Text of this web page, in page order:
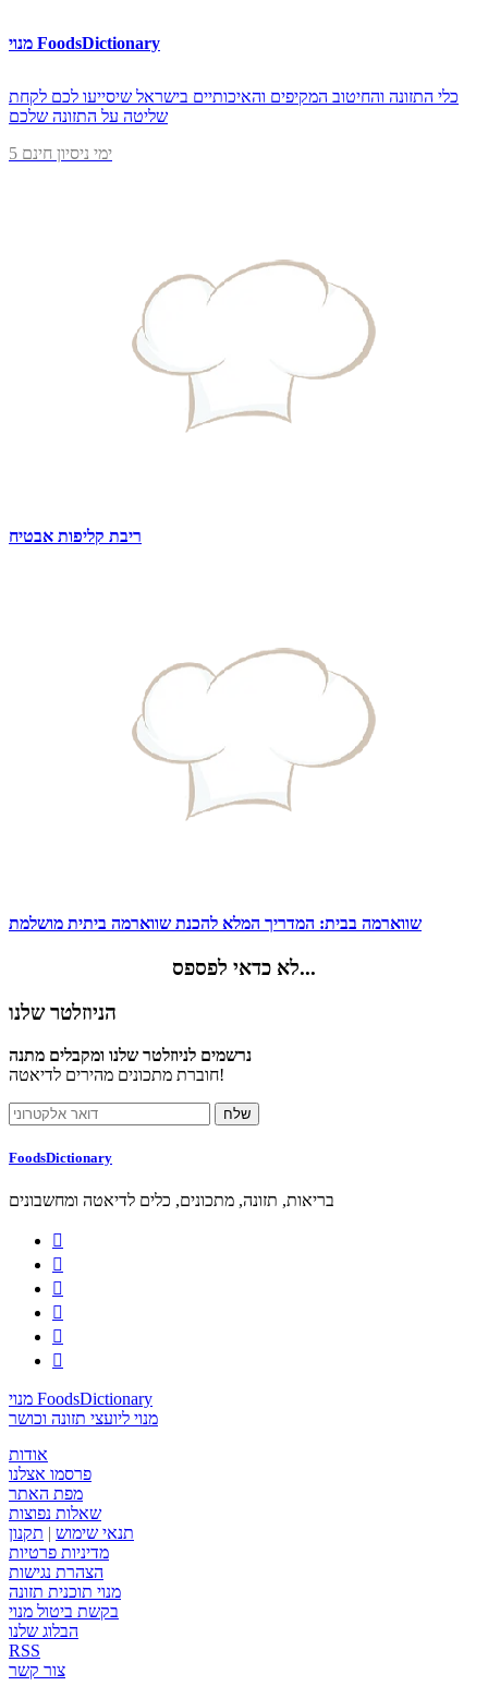
מנוי FoodsDictionary
כלי התזונה והחיטוב המקיפים והאיכותיים בישראל שיסייעו לכם לקחת
שליטה על התזונה שלכם
5 ימי ניסיון חינם
ריבת קליפות אבטיח
שווארמה בבית: המדריך המלא להכנת שווארמה ביתית מושלמת
לא כדאי לפספס...
הניוזלטר שלנו
נרשמים לניוזלטר שלנו ומקבלים מתנה
חוברת מתכונים מהירים לדיאטה!
FoodsDictionary
בריאות, תזונה, מתכונים, כלים לדיאטה ומחשבונים






מנוי FoodsDictionary
מנוי ליועצי תזונה וכושר
אודות
פרסמו אצלנו
מפת האתר
שאלות נפוצות
תנאי שימוש | תקנון
מדיניות פרטיות
הצהרת נגישות
מנוי תוכנית תזונה
בקשת ביטול מנוי
הבלוג שלנו
RSS
צור קשר